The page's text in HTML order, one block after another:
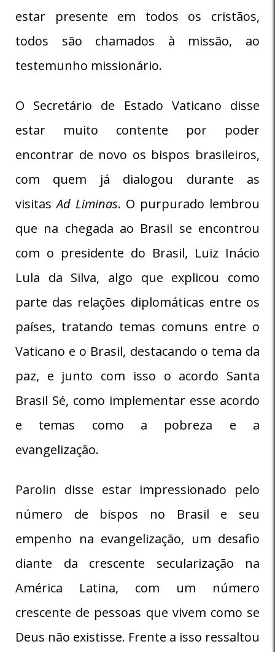
estar presente em todos os cristãos,
todos são chamados à missão, ao
testemunho missionário.
O Secretário de Estado Vaticano disse
estar muito contente por poder
encontrar de novo os bispos brasileiros,
com quem já dialogou durante as
visitasAd Liminas. O purpurado lembrou
que na chegada ao Brasil se encontrou
com o presidente do Brasil, Luiz Inácio
Lula da Silva, algo que explicou como
parte das relações diplomáticas entre os
países, tratando temas comuns entre o
Vaticano e o Brasil, destacando o tema da
paz, e junto com isso o acordo Santa
Brasil Sé, como implementar esse acordo
e temas como a pobreza e a
evangelização.
Parolin disse estar impressionado pelo
número de bispos no Brasil e seu
empenho na evangelização, um desafio
diante da crescente secularização na
América Latina, com um número
crescente de pessoas que vivem como se
Deus não existisse. Frente a isso ressaltou